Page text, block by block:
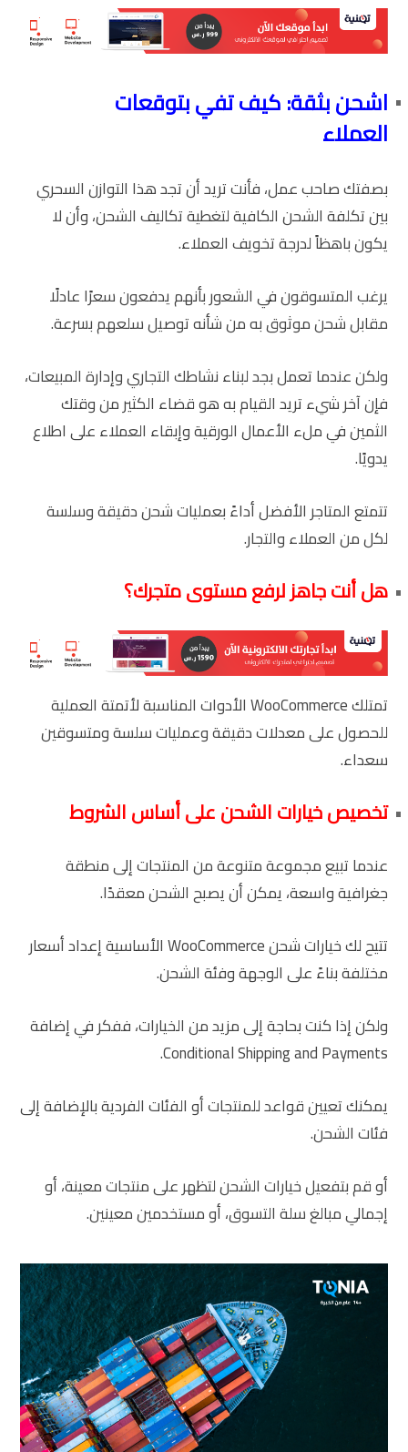
اشحن بثقة: كيف تفي بتوقعات
العملاء
بصفتك صاحب عمل، فأنت تريد أن تجد هذا التوازن السحري
بين تكلفة الشحن الكافية لتغطية تكاليف الشحن، وأن لا
يكون باهظاً لدرجة تخويف العملاء.
يرغب المتسوقون في الشعور بأنهم يدفعون سعرًا عادلًا
مقابل شحن موثوق به من شأنه توصيل سلعهم بسرعة.
ولكن عندما تعمل بجد لبناء نشاطك التجاري وإدارة المبيعات،
فإن آخر شيء تريد القيام به هو قضاء الكثير من وقتك
الثمين في ملء الأعمال الورقية وإبقاء العملاء على اطلاع
يدويًا.
تتمتع المتاجر الأفضل أداءً بعمليات شحن دقيقة وسلسة
لكل من العملاء والتجار.
هل أنت جاهز لرفع مستوى متجرك؟
تمتلك WooCommerce الأدوات المناسبة لأتمتة العملية
للحصول على معدلات دقيقة وعمليات سلسة ومتسوقين
سعداء.
تخصيص خيارات الشحن على أساس الشروط
عندما تبيع مجموعة متنوعة من المنتجات إلى منطقة
جغرافية واسعة، يمكن أن يصبح الشحن معقدًا.
تتيح لك خيارات شحن WooCommerce الأساسية إعداد أسعار
مختلفة بناءً على الوجهة وفئة الشحن.
ولكن إذا كنت بحاجة إلى مزيد من الخيارات، ففكر في إضافة
Conditional Shipping and Payments.
يمكنك تعيين قواعد للمنتجات أو الفئات الفردية بالإضافة إلى
فئات الشحن.
أو قم بتفعيل خيارات الشحن لتظهر على منتجات معينة، أو
إجمالي مبالغ سلة التسوق، أو مستخدمين معينين.